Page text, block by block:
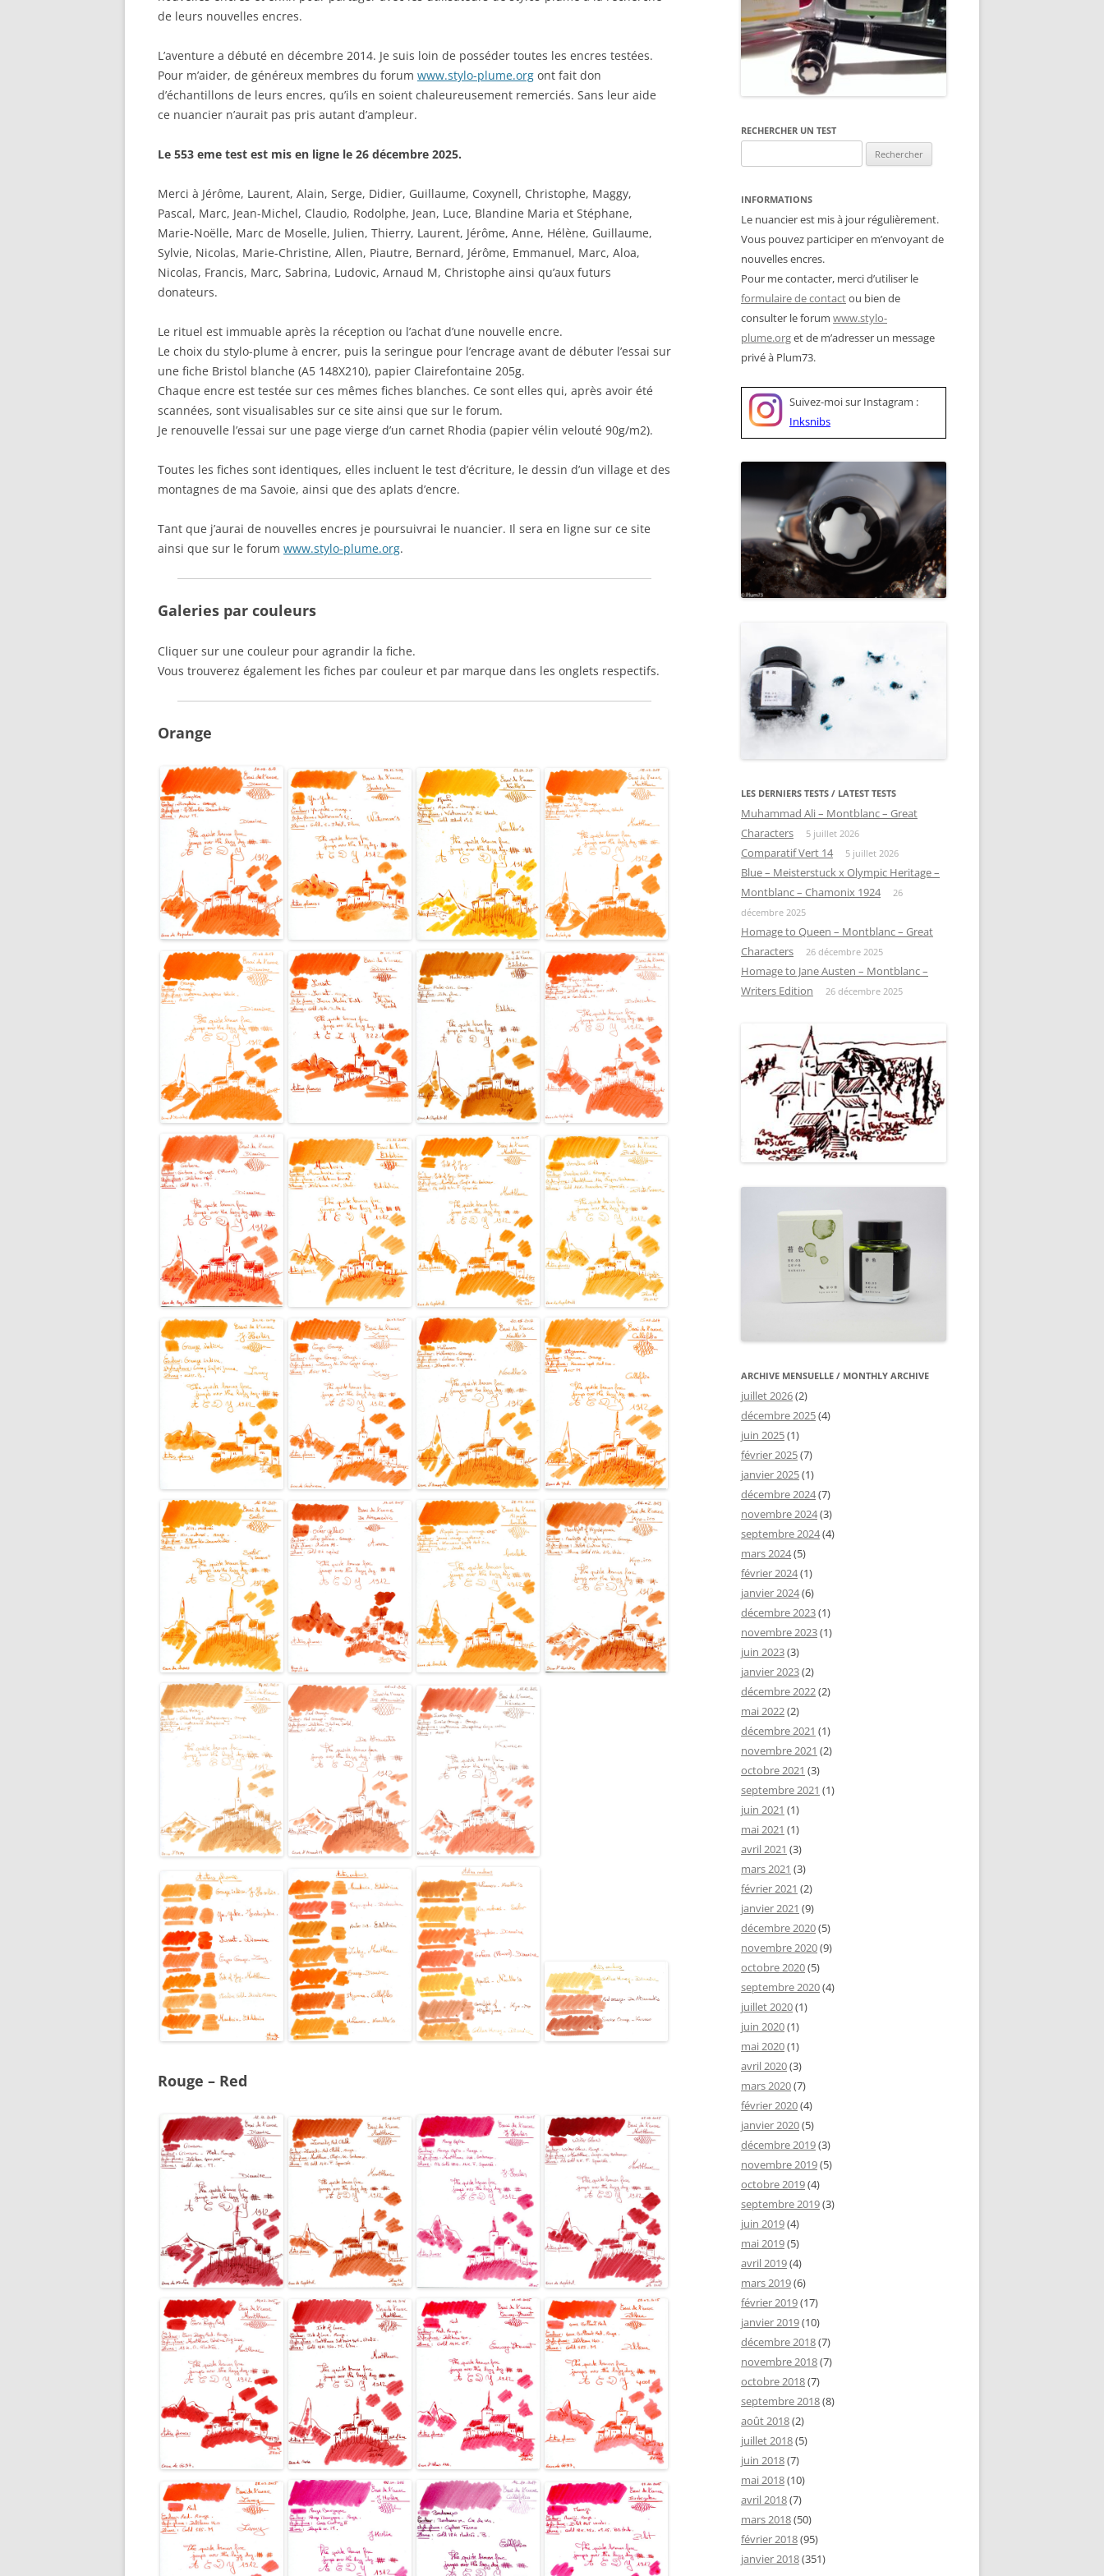
ENCRES ORANGES
ENCRES ROSES
ENCRES VERTES
ENCRES VIOLETTES
CONWAY STEWART
CROSS
DIAMINE
EDELBERG
EDELSTEIN
FRANKLIN-CHRISTOPH
GRAF VON FABER-CASTELL
HIERONYMUS
HONG HA
IL PAPIRO
J. HERBIN
KYO-NO-OTO
L’ARTISAN PASTELLIER –
CALLIFOLIO
LAMY
L’ECRITOIRE PARIS
LOUIS VUITTON
MONTBLANC
MONTEGRAPPA
MONTEVERDE
NAGASAWA KOBE (SAILOR)
NAMIKI
NOODLER’S
OMAS
ONLINE
ORGANICS STUDIO
OTTOHUT
PAPERMATE
PARKER
PELIKAN
PLATINUM
PRIVATE RESERVE
PURE PENS
QUEEN
ROBERT OSTER SIGNATURE
ROHRER & KLINGNER
ROTRING
S.T. DUPONT
SAILOR
SCHNEIDER
SEITZ-KREUZNACH
SHEAFFER
STANDARDGRAPH
STIPULA
VAN DIEMAN’S
WANCHER
WATERMAN
YARD-O-LED
COMPARATIFS ORANGES
COMPARATIFS ROUGES
COMPARATIFS JAUNES
de leurs nouvelles encres.
L’aventure a débuté en décembre 2014. Je suis loin de posséder toutes les encres testées.
Pour m’aider, de généreux membres du forum www.stylo-plume.org ont fait don
d’échantillons de leurs encres, qu’ils en soient chaleureusement remerciés. Sans leur aide
ce nuancier n’aurait pas pris autant d’ampleur.
Le 553 eme test est mis en ligne le 26 décembre 2025.
Merci à Jérôme, Laurent, Alain, Serge, Didier, Guillaume, Coxynell, Christophe, Maggy,
Pascal, Marc, Jean-Michel, Claudio, Rodolphe, Jean, Luce, Blandine Maria et Stéphane,
Marie-Noëlle, Marc de Moselle, Julien, Thierry, Laurent, Jérôme, Anne, Hélène, Guillaume,
Sylvie, Nicolas, Marie-Christine, Allen, Piautre, Bernard, Jérôme, Emmanuel, Marc, Aloa,
Nicolas, Francis, Marc, Sabrina, Ludovic, Arnaud M, Christophe ainsi qu’aux futurs
donateurs.
Le rituel est immuable après la réception ou l’achat d’une nouvelle encre.
Le choix du stylo-plume à encrer, puis la seringue pour l’encrage avant de débuter l’essai sur
une fiche Bristol blanche (A5 148X210), papier Clairefontaine 205g.
Chaque encre est testée sur ces mêmes fiches blanches. Ce sont elles qui, après avoir été
scannées, sont visualisables sur ce site ainsi que sur le forum.
Je renouvelle l’essai sur une page vierge d’un carnet Rhodia (papier vélin velouté 90g/m2).
Toutes les fiches sont identiques, elles incluent le test d’écriture, le dessin d’un village et des
montagnes de ma Savoie, ainsi que des aplats d’encre.
Tant que j’aurai de nouvelles encres je poursuivrai le nuancier. Il sera en ligne sur ce site
ainsi que sur le forum www.stylo-plume.org.
Galeries par couleurs
Cliquer sur une couleur pour agrandir la fiche.
Vous trouverez également les fiches par couleur et par marque dans les onglets respectifs.
Orange
Rouge – Red
RECHERCHER UN TEST
INFORMATIONS
Le nuancier est mis à jour régulièrement.
Vous pouvez participer en m’envoyant de
nouvelles encres.
Pour me contacter, merci d’utiliser le
formulaire de contactou bien de
consulter le forum www.stylo-
plume.orget de m’adresser un message
privé à Plum73.
Suivez-moi sur Instagram :
Inksnibs
LES DERNIERS TESTS / LATEST TESTS
Muhammad Ali – Montblanc – Great
Characters
5 juillet 2026
Comparatif Vert 14 5 juillet 2026
Blue – Meisterstuck x Olympic Heritage –
Montblanc – Chamonix 1924
26
décembre 2025
Homage to Queen – Montblanc – Great
Characters
26 décembre 2025
Homage to Jane Austen – Montblanc –
Writers Edition
26 décembre 2025
ARCHIVE MENSUELLE / MONTHLY ARCHIVE
juillet 2026(2)
décembre 2025(4)
juin 2025(1)
février 2025(7)
janvier 2025(1)
décembre 2024(7)
novembre 2024(3)
septembre 2024(4)
mars 2024(5)
février 2024(1)
janvier 2024(6)
décembre 2023(1)
novembre 2023(1)
juin 2023(3)
janvier 2023(2)
décembre 2022(2)
mai 2022(2)
décembre 2021 (1)
novembre 2021 (2)
octobre 2021 (3)
septembre 2021 (1)
juin 2021 (1)
mai 2021 (1)
avril 2021 (3)
mars 2021 (3)
février 2021 (2)
janvier 2021 (9)
décembre 2020(5)
novembre 2020(9)
octobre 2020(5)
septembre 2020(4)
juillet 2020(1)
juin 2020(1)
mai 2020(1)
avril 2020(3)
mars 2020(7)
février 2020(4)
janvier 2020(5)
décembre 2019(3)
novembre 2019(5)
octobre 2019(4)
septembre 2019(3)
juin 2019(4)
mai 2019(5)
avril 2019(4)
mars 2019(6)
février 2019(17)
janvier 2019(10)
décembre 2018(7)
novembre 2018(7)
octobre 2018(7)
septembre 2018(8)
août 2018(2)
juillet 2018(5)
juin 2018(7)
mai 2018(10)
avril 2018(7)
mars 2018(50)
février 2018(95)
janvier 2018(351)